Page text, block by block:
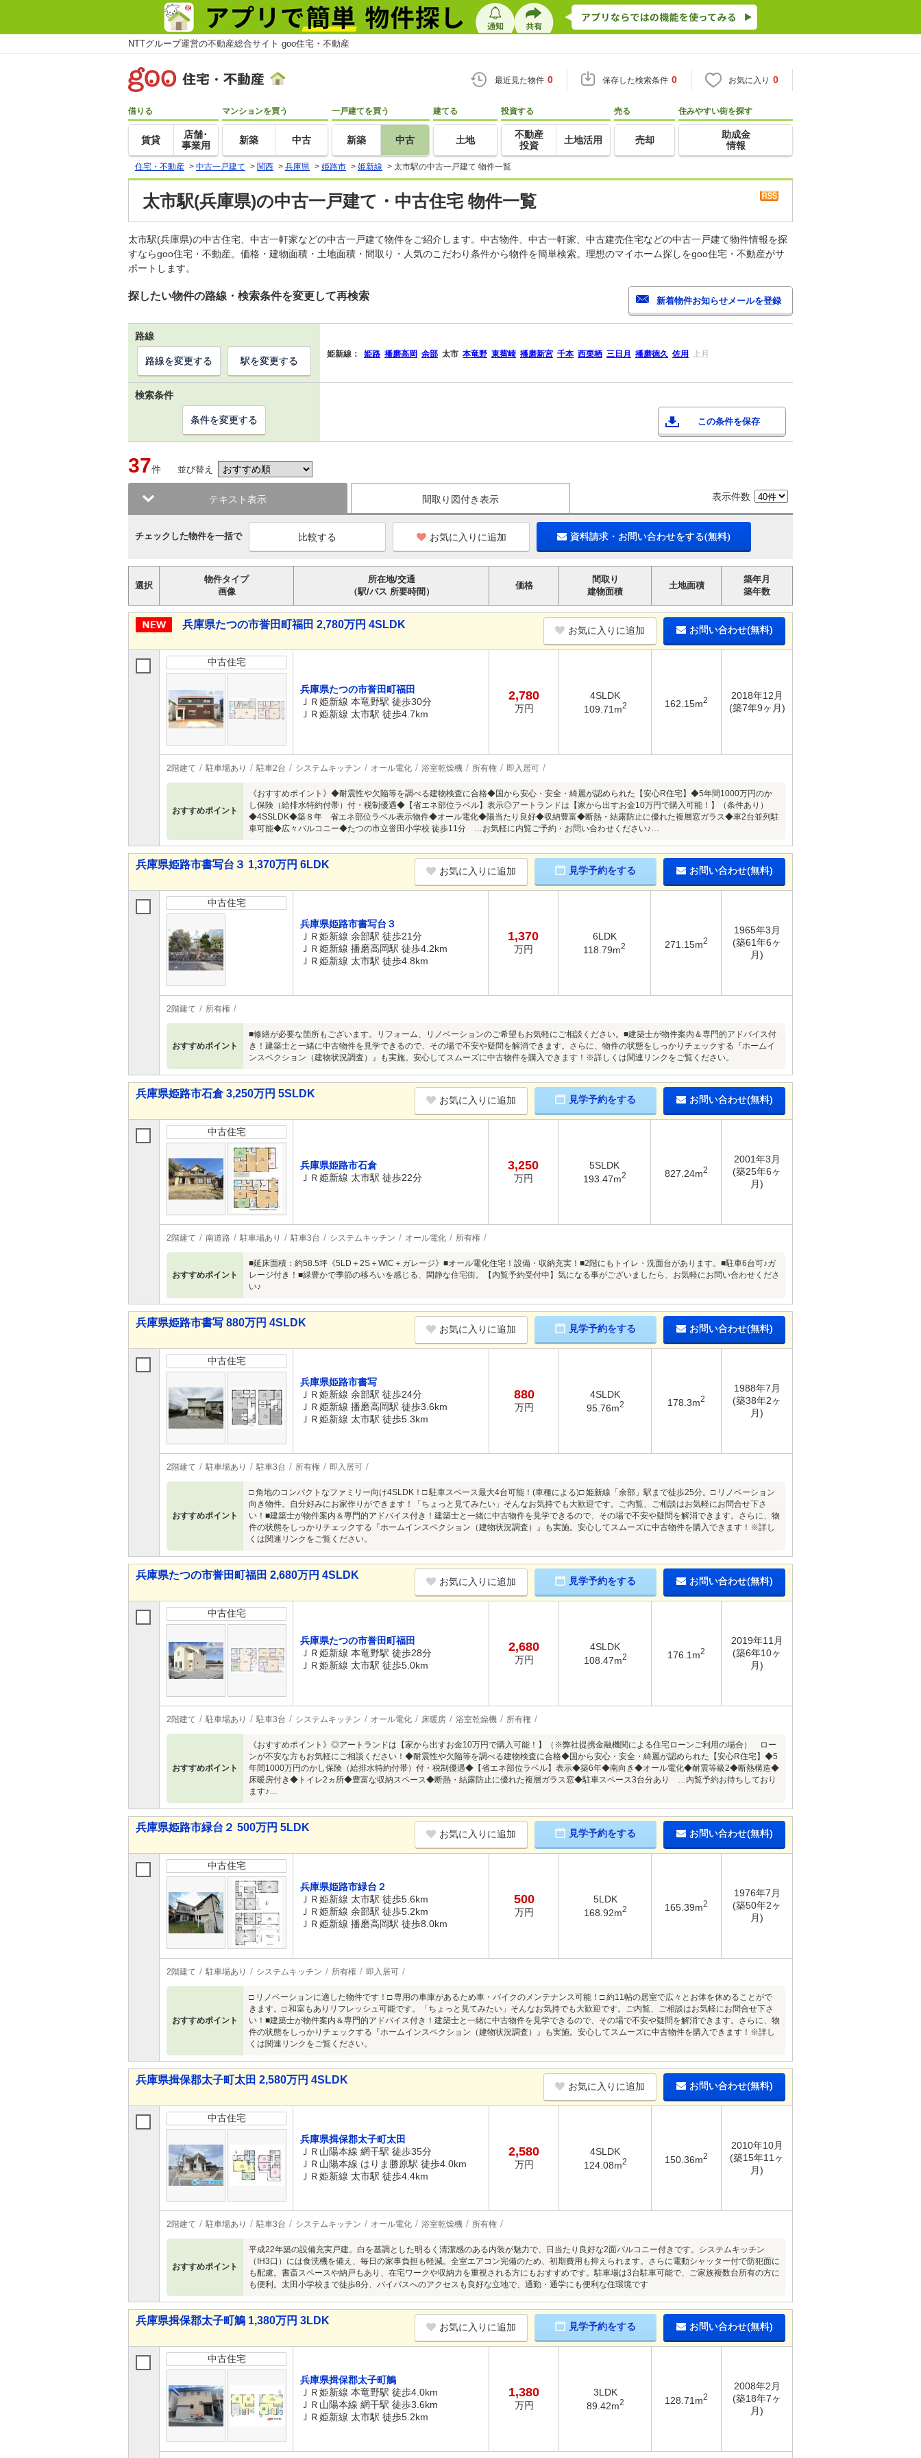
NTTグループ運営の不動産総合サイト goo住宅・不動産
最近見た物件 0 保存した検索条件 0 お気に入り 0
借りる
賃貸
店舗･
事業用
マンションを買う
新築 中古
一戸建てを買う
新築 中古
建てる
土地
投資する
不動産
投資
土地活用
売る
売却
住みやすい街を探す
助成金
情報
住宅・不動産 > 中古一戸建て > 関西 > 兵庫県 > 姫路市 > 姫新線 > 太市駅の中古一戸建て 物件一覧
太市駅(兵庫県)の中古一戸建て・中古住宅 物件一覧
太市駅(兵庫県)の中古住宅、中古一軒家などの中古一戸建て物件をご紹介します。中古物件、中古一軒家、中古建売住宅などの中古一戸建て物件情報を探
すならgoo住宅・不動産。価格・建物面積・土地面積・間取り・人気のこだわり条件から物件を簡単検索。理想のマイホーム探しをgoo住宅・不動産がサ
ポートします。
探したい物件の路線・検索条件を変更して再検索
路線
姫新線： 姫路 播磨高岡 余部 太市 本竜野 東觜崎 播磨新宮 千本 西栗栖 三日月 播磨徳久 佐用 上月
路線を変更する 駅を変更する
検索条件
この条件を保存
条件を変更する
37件 並び替え
テキスト表示 間取り図付き表示 表示件数
チェックした物件を一括で お気に入りに追加 資料請求・お問い合わせをする(無料)
選択
物件タイプ
画像
所在地/交通
（駅/バス 所要時間）
価格
間取り
建物面積
土地面積
築年月
築年数
兵庫県たつの市誉田町福田 2,780万円 4SLDK お気に入りに追加 お問い合わせ(無料)
中古住宅
兵庫県たつの市誉田町福田
ＪＲ姫新線 本竜野駅 徒歩30分
ＪＲ姫新線 太市駅 徒歩4.7km
2,780
万円
4SLDK
109.71m2 162.15m2
2018年12月
(築7年9ヶ月)
2階建て 駐車場あり 駐車2台 システムキッチン オール電化 浴室乾燥機 所有権 即入居可
おすすめポイント
《おすすめポイント》◆耐震性や欠陥等を調べる建物検査に合格◆国から安心・安全・綺麗が認められた【安心R住宅】◆5年間1000万円のか
し保険（給排水特約付帯）付・税制優遇◆【省エネ部位ラベル】表示◎アートランドは【家から出すお金10万円で購入可能！】（条件あり）
◆4SSLDK◆築８年 省エネ部位ラベル表示物件◆オール電化◆陽当たり良好◆収納豊富◆断熱・結露防止に優れた複層窓ガラス◆車2台並列駐
車可能◆広々バルコニー◆たつの市立誉田小学校 徒歩11分 …お気軽に内覧ご予約・お問い合わせください♪…
兵庫県姫路市書写台３ 1,370万円 6LDK
お気に入りに追加 見学予約をする お問い合わせ(無料)
中古住宅
兵庫県姫路市書写台３
ＪＲ姫新線 余部駅 徒歩21分
ＪＲ姫新線 播磨高岡駅 徒歩4.2km
ＪＲ姫新線 太市駅 徒歩4.8km
1,370
万円
6LDK
118.79m2 271.15m2
1965年3月
(築61年6ヶ
月)
2階建て 所有権
おすすめポイント
■修繕が必要な箇所もございます。リフォーム、リノベーションのご希望もお気軽にご相談ください。■建築士が物件案内＆専門的アドバイス付
き！建築士と一緒に中古物件を見学できるので、その場で不安や疑問を解消できます。さらに、物件の状態をしっかりチェックする『ホームイ
ンスペクション（建物状況調査）』も実施。安心してスムーズに中古物件を購入できます！※詳しくは関連リンクをご覧ください。
兵庫県姫路市石倉 3,250万円 5SLDK
お気に入りに追加 見学予約をする お問い合わせ(無料)
中古住宅
兵庫県姫路市石倉
ＪＲ姫新線 太市駅 徒歩22分
3,250
万円
5SLDK
193.47m2 827.24m2
2001年3月
(築25年6ヶ
月)
2階建て 南道路 駐車場あり 駐車3台 システムキッチン オール電化 所有権
おすすめポイント
■延床面積：約58.5坪《5LD＋2S＋WIC＋ガレージ》■オール電化住宅！設備・収納充実！■2階にもトイレ・洗面台があります。■駐車6台可♪ガ
レージ付き！■緑豊かで季節の移ろいを感じる、閑静な住宅街。【内覧予約受付中】気になる事がございましたら、お気軽にお問い合わせくださ
い♪
兵庫県姫路市書写 880万円 4SLDK
お気に入りに追加 見学予約をする お問い合わせ(無料)
中古住宅
兵庫県姫路市書写
ＪＲ姫新線 余部駅 徒歩24分
ＪＲ姫新線 播磨高岡駅 徒歩3.6km
ＪＲ姫新線 太市駅 徒歩5.3km
880
万円
4SLDK
95.76m2 178.3m2
1988年7月
(築38年2ヶ
月)
2階建て 駐車場あり 駐車3台 所有権 即入居可
おすすめポイント
□ 角地のコンパクトなファミリー向け4SLDK！□ 駐車スペース最大4台可能！(車種による)□ 姫新線「余部」駅まで徒歩25分。□ リノベーション
向き物件。自分好みにお家作りができます！「ちょっと見てみたい」そんなお気持でも大歓迎です。ご内覧、ご相談はお気軽にお問合せ下さ
い！■建築士が物件案内＆専門的アドバイス付き！建築士と一緒に中古物件を見学できるので、その場で不安や疑問を解消できます。さらに、物
件の状態をしっかりチェックする『ホームインスペクション（建物状況調査）』も実施。安心してスムーズに中古物件を購入できます！※詳し
くは関連リンクをご覧ください。
兵庫県たつの市誉田町福田 2,680万円 4SLDK
お気に入りに追加 見学予約をする お問い合わせ(無料)
中古住宅
兵庫県たつの市誉田町福田
ＪＲ姫新線 本竜野駅 徒歩28分
ＪＲ姫新線 太市駅 徒歩5.0km
2,680
万円
4SLDK
108.47m2 176.1m2
2019年11月
(築6年10ヶ
月)
2階建て 駐車場あり 駐車3台 システムキッチン オール電化 床暖房 浴室乾燥機 所有権
おすすめポイント
《おすすめポイント》◎アートランドは【家から出すお金10万円で購入可能！】（※弊社提携金融機関による住宅ローンご利用の場合） ロー
ンが不安な方もお気軽にご相談ください！◆耐震性や欠陥等を調べる建物検査に合格◆国から安心・安全・綺麗が認められた【安心R住宅】◆5
年間1000万円のかし保険（給排水特約付帯）付・税制優遇◆【省エネ部位ラベル】表示◆築6年◆南向き◆オール電化◆耐震等級2◆断熱構造◆
床暖房付き◆トイレ2ヵ所◆豊富な収納スペース◆断熱・結露防止に優れた複層ガラス窓◆駐車スペース3台分あり …内覧予約お待ちしており
ます♪…
兵庫県姫路市緑台２ 500万円 5LDK
お気に入りに追加 見学予約をする お問い合わせ(無料)
中古住宅
兵庫県姫路市緑台２
ＪＲ姫新線 太市駅 徒歩5.6km
ＪＲ姫新線 余部駅 徒歩5.2km
ＪＲ姫新線 播磨高岡駅 徒歩8.0km
500
万円
5LDK
168.92m2 165.39m2
1976年7月
(築50年2ヶ
月)
2階建て 駐車場あり システムキッチン 所有権 即入居可
おすすめポイント
□ リノベーションに適した物件です！□ 専用の車庫があるため車・バイクのメンテナンス可能！□ 約11帖の居室で広々とお体を休めることがで
きます。□ 和室もありリフレッシュ可能です。「ちょっと見てみたい」そんなお気持でも大歓迎です。ご内覧、ご相談はお気軽にお問合せ下さ
い！■建築士が物件案内＆専門的アドバイス付き！建築士と一緒に中古物件を見学できるので、その場で不安や疑問を解消できます。さらに、物
件の状態をしっかりチェックする『ホームインスペクション（建物状況調査）』も実施。安心してスムーズに中古物件を購入できます！※詳し
くは関連リンクをご覧ください。
兵庫県揖保郡太子町太田 2,580万円 4SLDK
お気に入りに追加 お問い合わせ(無料)
中古住宅
兵庫県揖保郡太子町太田
ＪＲ山陽本線 網干駅 徒歩35分
ＪＲ山陽本線 はりま勝原駅 徒歩4.0km
ＪＲ姫新線 太市駅 徒歩4.4km
2,580
万円
4SLDK
124.08m2 150.36m2
2010年10月
(築15年11ヶ
月)
2階建て 駐車場あり 駐車3台 システムキッチン オール電化 浴室乾燥機 所有権
おすすめポイント
平成22年築の設備充実戸建。白を基調とした明るく清潔感のある内装が魅力で、日当たり良好な2面バルコニー付きです。システムキッチン
（IH3口）には食洗機を備え、毎日の家事負担も軽減。全室エアコン完備のため、初期費用も抑えられます。さらに電動シャッター付で防犯面に
も配慮。書斎スペースや納戸もあり、在宅ワークや収納力を重視される方にもおすすめです。駐車場は3台駐車可能で、ご家族複数台所有の方に
も便利。太田小学校まで徒歩8分、バイパスへのアクセスも良好な立地で、通勤・通学にも便利な住環境です
兵庫県揖保郡太子町鵤 1,380万円 3LDK
お気に入りに追加 見学予約をする お問い合わせ(無料)
中古住宅
兵庫県揖保郡太子町鵤
ＪＲ姫新線 本竜野駅 徒歩4.0km
ＪＲ山陽本線 網干駅 徒歩3.6km
ＪＲ姫新線 太市駅 徒歩5.2km
1,380
万円
3LDK
89.42m2 128.71m2
2008年2月
(築18年7ヶ
月)